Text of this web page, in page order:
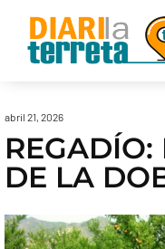
abril 21, 2026
DE LA